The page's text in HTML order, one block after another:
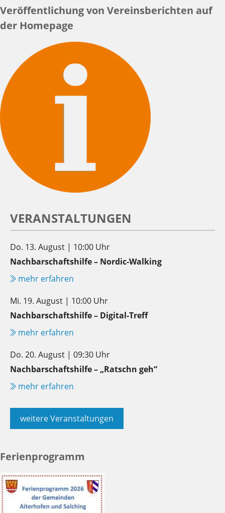
Veröffentlichung von Vereinsberichten auf
der Homepage
VERANSTALTUNGEN
Do. 13. August | 10:00 Uhr
Nachbarschaftshilfe – Nordic-Walking
mehr erfahren
Mi. 19. August | 10:00 Uhr
Nachbarschaftshilfe – Digital-Treff
mehr erfahren
Do. 20. August | 09:30 Uhr
Nachbarschaftshilfe – „Ratschn geh“
mehr erfahren
weitere Veranstaltungen
Ferienprogramm